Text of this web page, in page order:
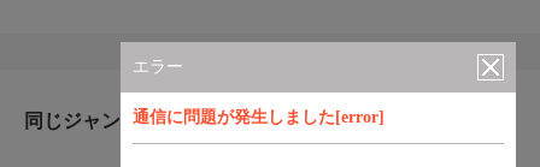
エラー
通信に問題が発生しました[error]
同じジャンルのおすすめ番組